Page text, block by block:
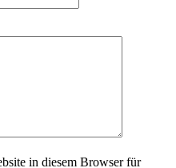
in diesem Browser für